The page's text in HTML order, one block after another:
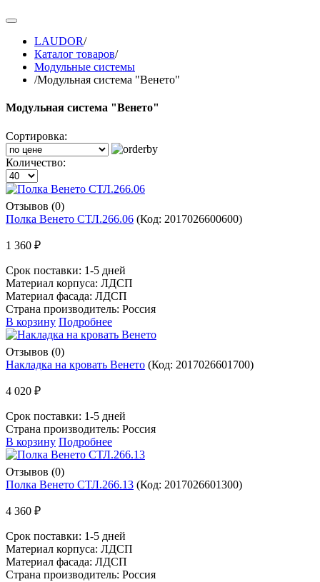
LAUDOR/
Каталог товаров/
Модульные системы
/Модульная система "Венето"
Модульная система "Венето"
Сортировка:
Количество:
Отзывов (0)
Полка Венето СТЛ.266.06 (Код: 2017026600600)
1 360 ₽
Срок поставки: 1-5 дней
Материал корпуса: ЛДСП
Материал фасада: ЛДСП
Страна производитель: Россия
В корзину Подробнее
Отзывов (0)
Накладка на кровать Венето (Код: 2017026601700)
4 020 ₽
Срок поставки: 1-5 дней
Страна производитель: Россия
В корзину Подробнее
Отзывов (0)
Полка Венето СТЛ.266.13 (Код: 2017026601300)
4 360 ₽
Срок поставки: 1-5 дней
Материал корпуса: ЛДСП
Материал фасада: ЛДСП
Страна производитель: Россия